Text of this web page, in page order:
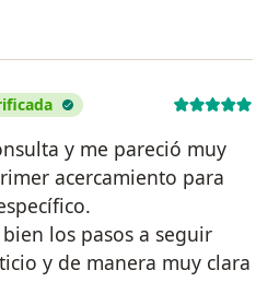
y me pareció muy
acercamiento para
los pasos a seguir
y de manera muy clara